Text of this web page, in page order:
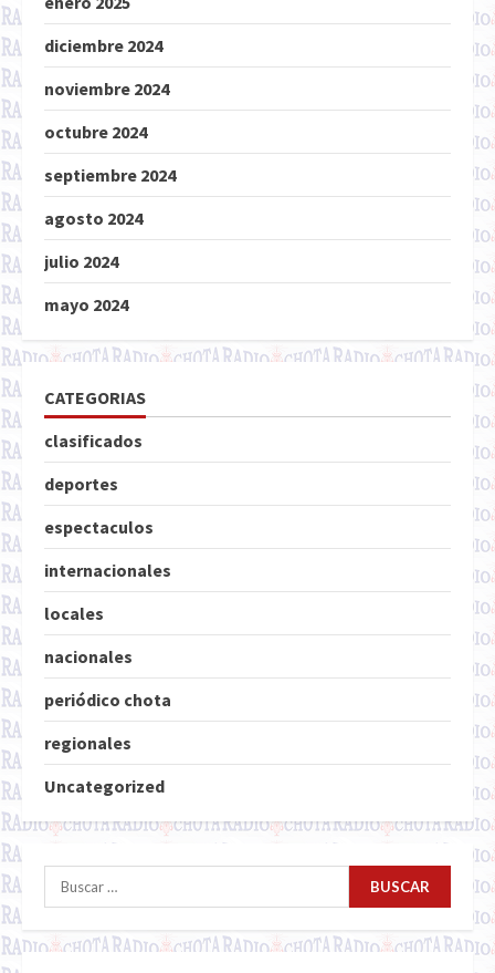
diciembre 2024
noviembre 2024
octubre 2024
septiembre 2024
agosto 2024
julio 2024
mayo 2024
CATEGORIAS
clasificados
deportes
espectaculos
internacionales
locales
nacionales
periódico chota
regionales
Uncategorized
Buscar: